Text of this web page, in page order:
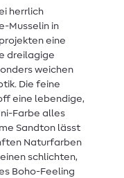
herrlich
Musselin in
eine
dreilagige
weichen
Die feine
eine lebendige,
Farbe alles
Sandton lässt
Naturfarben
schlichten,
Boho-Feeling